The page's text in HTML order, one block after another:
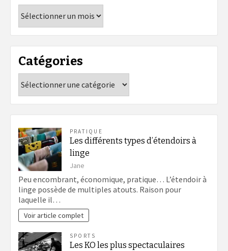
Catégories
PRATIQUE
Les différents types d’étendoirs à
linge
Jane
Peu encombrant, économique, pratique… L’étendoir à
linge possède de multiples atouts. Raison pour
laquelle il…
Voir article complet
SPORTS
Les KO les plus spectaculaires